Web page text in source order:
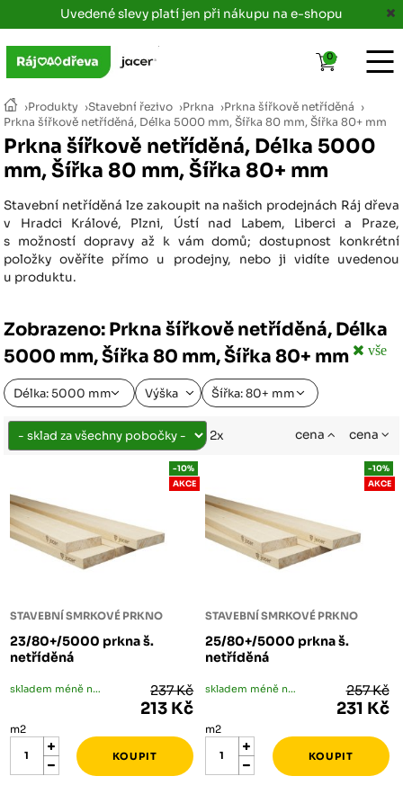
Uvedené slevy platí jen při nákupu na e-shopu
›Produkty ›Stavební řezivo ›Prkna ›Prkna šířkově netříděná ›
Prkna šířkově netříděná, Délka 5000 mm, Šířka 80 mm, Šířka 80+ mm
Prkna šířkově netříděná, Délka 5000
mm, Šířka 80 mm, Šířka 80+ mm
Stavební netříděná lze zakoupit na našich prodejnách Ráj dřeva
v Hradci Králové, Plzni, Ústí nad Labem, Liberci a Praze,
s možností dopravy až k vám domů; dostupnost konkrétní
položky ověříte přímo u prodejny, nebo ji vidíte uvedenou
u produktu.
Zobrazeno: Prkna šířkově netříděná, Délka
5000 mm, Šířka 80 mm, Šířka 80+ mm
vše
Délka: 5000 mm Výška Šířka: 80+ mm
2x cena cena
STAVEBNÍ SMRKOVÉ PRKNO
23/80+/5000 prkna š.
netříděná
-10%
AKCE
skladem méně než 5 m2 237 Kč
213 Kč
m2
STAVEBNÍ SMRKOVÉ PRKNO
25/80+/5000 prkna š.
netříděná
-10%
AKCE
skladem méně než 5 m2 257 Kč
231 Kč
m2
0